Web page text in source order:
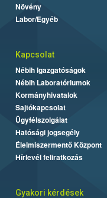
Növény
Labor/Egyéb
Kapcsolat
Nébih Igazgatóságok
Nébih Laboratóriumok
Kormányhivatalok
Sajtókapcsolat
Ügyfélszolgálat
Hatósági jogsegély
Élelmiszermentő Központ
Hírlevél feliratkozás
Gyakori kérdések